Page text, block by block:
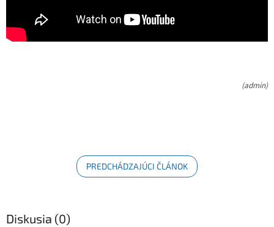
(admin)
PREDCHÁDZAJÚCI ČLÁNOK
Diskusia (0)